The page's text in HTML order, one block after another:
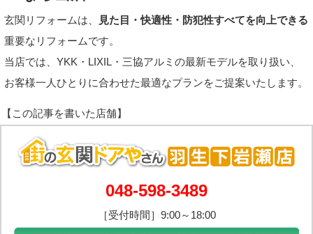
玄関リフォームは、
見た目・快適性・防犯性すべてを向上できる
重要なリフォームです。
当店では、YKK・LIXIL・三協アルミの最新モデルを取り扱い、
お客様一人ひとりに合わせた最適なプランをご提案いたします。
048-598-3489
［受付時間］9:00～18:00